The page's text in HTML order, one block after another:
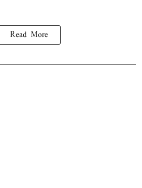
Read More